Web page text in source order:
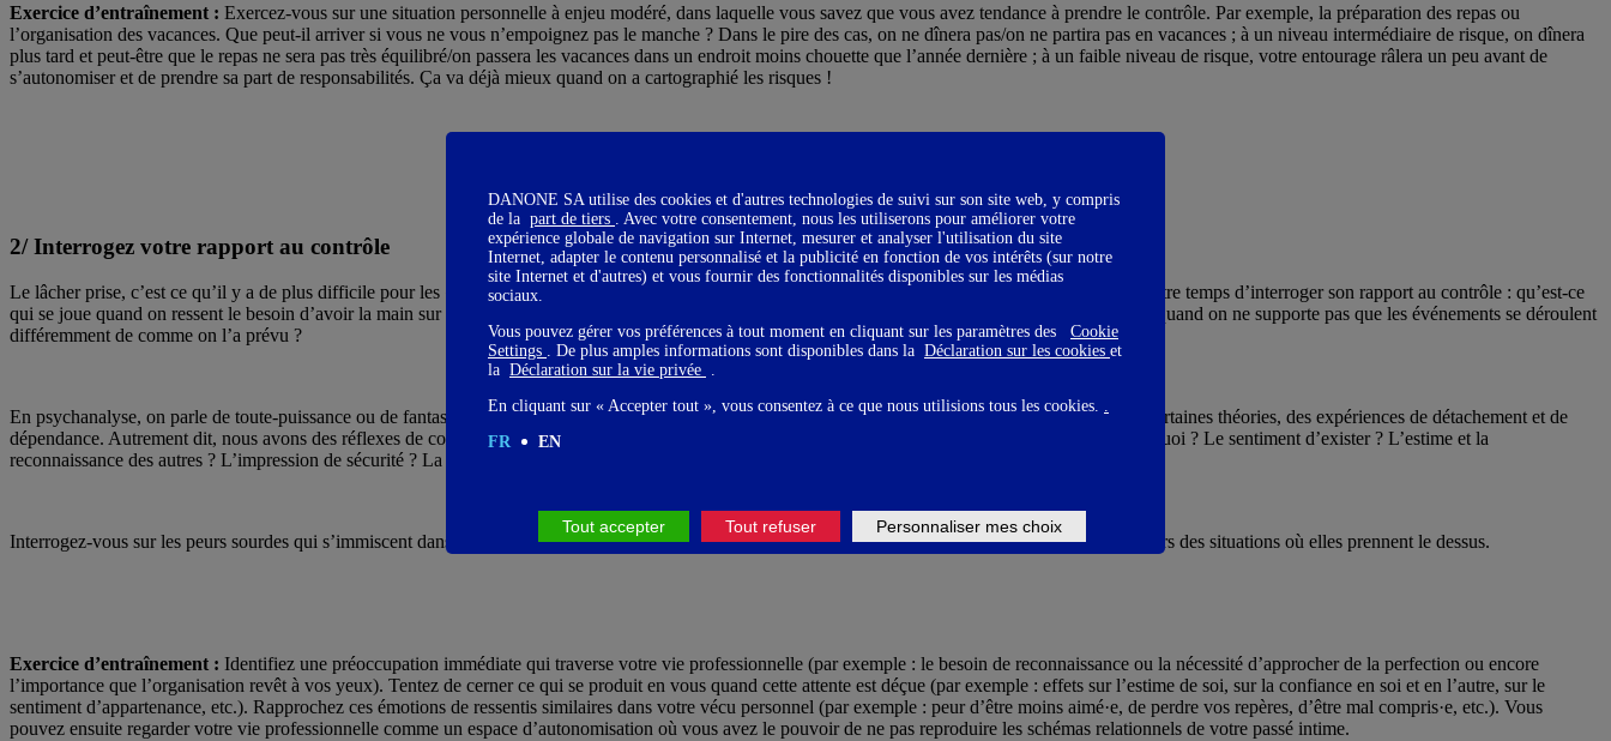
Exercice d’entraînement : Exercez-vous sur une situation personnelle à enjeu modéré, dans laquelle vous savez que vous avez tendance à prendre le contrôle. Par exemple, la préparation des repas ou
l’organisation des vacances. Que peut-il arriver si vous ne vous n’empoignez pas le manche ? Dans le pire des cas, on ne dînera pas/on ne partira pas en vacances ; à un niveau intermédiaire de risque, on dînera
plus tard et peut-être que le repas ne sera pas très équilibré/on passera les vacances dans un endroit moins chouette que l’année dernière ; à un faible niveau de risque, votre entourage râlera un peu avant de
s’autonomiser et de prendre sa part de responsabilités. Ça va déjà mieux quand on a cartographié les risques !
2/ Interrogez votre rapport au contrôle
Le lâcher prise, c’est ce qu’il y a de plus difficile pour les « control freak », les perfectionnistes et les angoissé·e·s du complexe d’imposture
! Il est peut-être temps d’interroger son rapport au contrôle : qu’est-ce
qui se joue quand on ressent le besoin d’avoir la main sur tout, quand on nourrit la
que l’on peut et doit agir pour modifier le cours des choses, quand on ne supporte pas que les événements se déroulent
différemment de comme on l’a prévu ?
En psychanalyse, on parle de toute-puissance ou de fantasme d’omnipotence : il y va d’une crainte très profondément enfouie, dès le stade fœtal selon certaines théories, des expériences de détachement et de
dépendance. Autrement dit, nous avons des réflexes de contrôle quand nous craignons de perdre quelque chose ou de manquer de quelque chose. Mais quoi ? Le sentiment d’exister ? L’estime et la
reconnaissance des autres ? L’impression de sécurité ? La
Interrogez-vous sur les peurs sourdes qui s’immiscent dans votre besoin de contrôle… Pour apprendre à les connaître et commencer à les apaiser en dehors des situations où elles prennent le dessus.
Exercice d’entraînement : Identifiez une préoccupation immédiate qui traverse votre vie professionnelle (par exemple : le besoin de reconnaissance ou la nécessité d’approcher de la perfection ou encore
l’importance que l’organisation revêt à vos yeux). Tentez de cerner ce qui se produit en vous quand cette attente est déçue (par exemple : effets sur l’estime de soi, sur la confiance en soi et en l’autre, sur le
sentiment d’appartenance, etc.). Rapprochez ces émotions de ressentis similaires dans votre vécu personnel (par exemple : peur d’être moins aimé·e, de perdre vos repères, d’être mal compris·e, etc.). Vous
pouvez ensuite regarder votre vie professionnelle comme un espace d’autonomisation où vous avez le pouvoir de ne pas reproduire les schémas relationnels de votre passé intime.
DANONE SA utilise des cookies et d'autres technologies de suivi sur son site web, y compris
de la part de tiers . Avec votre consentement, nous les utiliserons pour améliorer votre
expérience globale de navigation sur Internet, mesurer et analyser l'utilisation du site
Internet, adapter le contenu personnalisé et la publicité en fonction de vos intérêts (sur notre
site Internet et d'autres) et vous fournir des fonctionnalités disponibles sur les médias
sociaux.
Vous pouvez gérer vos préférences à tout moment en cliquant sur les paramètres des Cookie
Settings . De plus amples informations sont disponibles dans la Déclaration sur les cookies et
la Déclaration sur la vie privée .
En cliquant sur « Accepter tout », vous consentez à ce que nous utilisions tous les cookies. .
FR
EN
Tout accepter Tout refuser Personnaliser mes choix